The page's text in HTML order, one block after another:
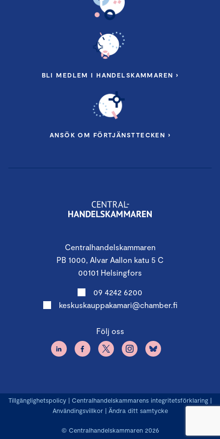
Centralhandelskammaren
PB 1000, Alvar Aallon katu 5 C
00101 Helsingfors
09 4242 6200
keskuskauppakamari@chamber.fi
Följ oss
BLI MEDLEM I HANDELSKAMMAREN ›
ANSÖK OM FÖRTJÄNSTTECKEN ›
© Centralhandelskammaren 2026
Tillgänglighetspolicy | Centralhandelskammarens integritetsförklaring |
Användingsvillkor| Ändra ditt samtycke